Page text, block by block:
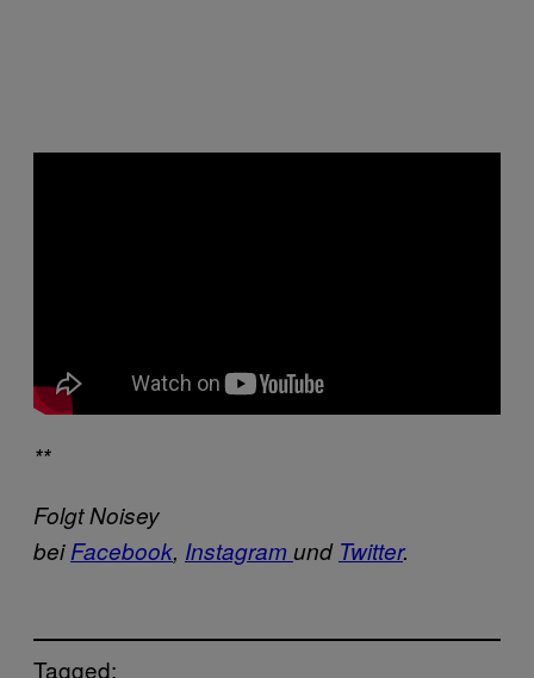
**
Folgt Noisey
beiFacebook, Instagramund Twitter.
Tagged: